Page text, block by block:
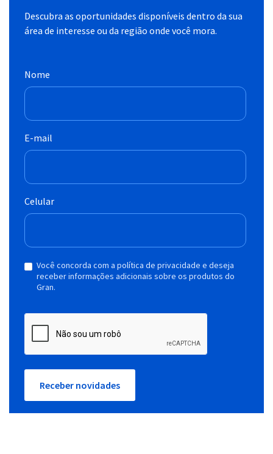
Descubra as oportunidades disponíveis dentro da sua
área de interesse ou da região onde você mora.
Nome
E-mail
Celular
Você concorda com a política de privacidade e deseja
receber informações adicionais sobre os produtos do
Gran.
Receber novidades